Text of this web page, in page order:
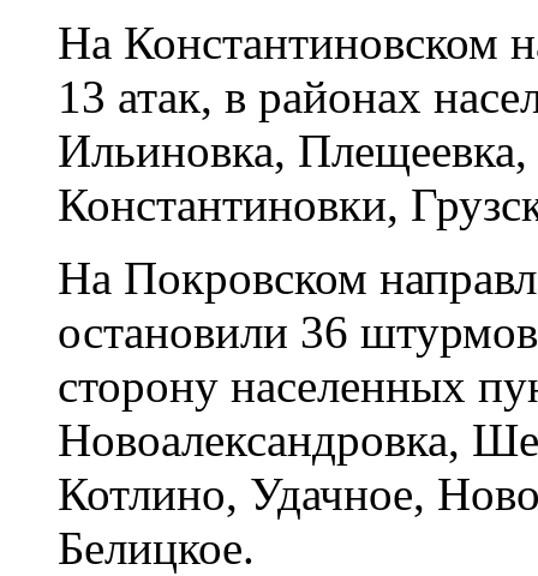
На Константиновском
13 атак, в районах
Ильиновка,
Константиновки,
На Покровском
остановили 36
сторону населенных
Новоалександровка,
Котлино, Удачное,
Белицкое.